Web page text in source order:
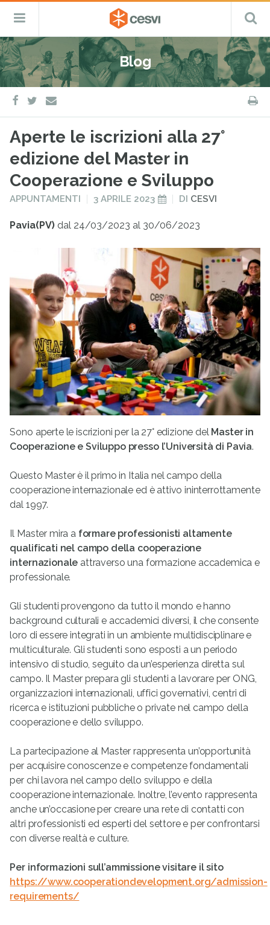
Salta
al
contenuto
CESVI
Fondazione
–
ETS
Cooperazione,
Emergenza
e
Sviluppo
Menu
Blog
facebook
twitter
e-
mail
Aperte le iscrizioni alla 27°
edizione del Master in
Cooperazione e Sviluppo
PUBBLICATO
APPUNTAMENTI
PUBBLICATO
IL
3 APRILE 2023 DI CESVI
Pavia(PV) dal 24/03/2023 al 30/06/2023
Sono aperte le iscrizioni per la 27° edizione del Master in
Cooperazione e Sviluppo presso l’Università di Pavia.
Questo Master è il primo in Italia nel campo della
cooperazione internazionale ed è attivo ininterrottamente
dal 1997.
Il Master mira a formare professionisti altamente
qualificati nel campo della cooperazione
internazionale attraverso una formazione accademica e
professionale.
Gli studenti provengono da tutto il mondo e hanno
background culturali e accademici diversi, il che consente
loro di essere integrati in un ambiente multidisciplinare e
multiculturale. Gli studenti sono esposti a un periodo
intensivo di studio, seguito da un’esperienza diretta sul
campo. Il Master prepara gli studenti a lavorare per ONG,
organizzazioni internazionali, uffici governativi, centri di
ricerca e istituzioni pubbliche o private nel campo della
cooperazione e dello sviluppo.
La partecipazione al Master rappresenta un’opportunità
per acquisire conoscenze e competenze fondamentali
per chi lavora nel campo dello sviluppo e della
cooperazione internazionale. Inoltre, l’evento rappresenta
anche un’occasione per creare una rete di contatti con
altri professionisti ed esperti del settore e per confrontarsi
con diverse realtà e culture.
Per informazioni sull’ammissione visitare il sito
https://www.cooperationdevelopment.org/admission-
requirements/